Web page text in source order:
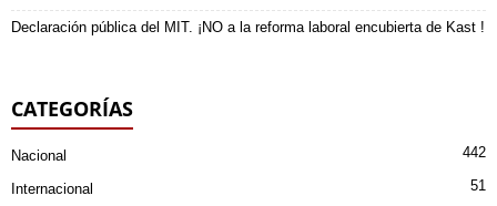
Declaración pública del MIT. ¡NO a la reforma laboral encubierta de Kast !
CATEGORÍAS
Nacional 442
Internacional 51